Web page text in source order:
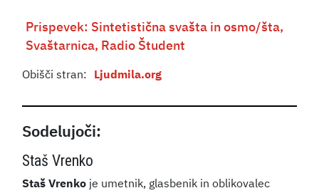
Prispevek: Sintetistična svašta in osmo/šta,
Svaštarnica, Radio Študent
Obišči stran: Ljudmila.org
Sodelujoči:
Staš Vrenko
Staš Vrenko je umetnik, glasbenik in oblikovalec